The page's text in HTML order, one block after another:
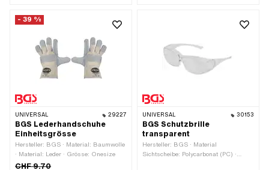
- 39 %
UNIVERSAL 29227
BGS Lederhandschuhe
Einheitsgrösse
Hersteller: BGS · Material: Baumwolle
· Material: Leder · Grösse: Onesize
CHF 9.70
UNIVERSAL 30153
BGS Schutzbrille
transparent
Hersteller: BGS · Material
Sichtscheibe: Polycarbonat (PC) ·